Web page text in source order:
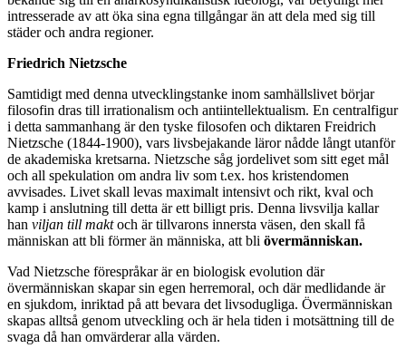
intresserade av att öka sina egna tillgångar än att dela med sig till
städer och andra regioner.
Friedrich Nietzsche
Samtidigt med denna utvecklingstanke inom samhällslivet börjar
filosofin dras till irrationalism och antiintellektualism. En centralfigur
i detta sammanhang är den tyske filosofen och diktaren Freidrich
Nietzsche (1844-1900), vars livsbejakande läror nådde långt utanför
de akademiska kretsarna. Nietzsche såg jordelivet som sitt eget mål
och all spekulation om andra liv som t.ex. hos kristendomen
avvisades. Livet skall levas maximalt intensivt och rikt, kval och
kamp i anslutning till detta är ett billigt pris. Denna livsvilja kallar
han viljan till maktoch är tillvarons innersta väsen, den skall få
människan att bli förmer än människa, att bli övermänniskan.
Vad Nietzsche förespråkar är en biologisk evolution där
övermänniskan skapar sin egen herremoral, och där medlidande är
en sjukdom, inriktad på att bevara det livsodugliga. Övermänniskan
skapas alltså genom utveckling och är hela tiden i motsättning till de
svaga då han omvärderar alla värden.